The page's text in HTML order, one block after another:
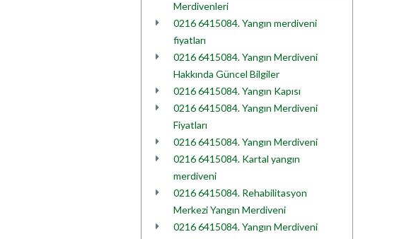
Merdivenleri
0216 6415084. Yangın merdiveni
fiyatları
0216 6415084. Yangın Merdiveni
Hakkında Güncel Bilgiler
0216 6415084. Yangın Kapısı
0216 6415084. Yangın Merdiveni
Fiyatları
0216 6415084. Yangın Merdiveni
0216 6415084. Kartal yangın
merdiveni
0216 6415084. Rehabilitasyon
Merkezi Yangın Merdiveni
0216 6415084. Yangın Merdiveni